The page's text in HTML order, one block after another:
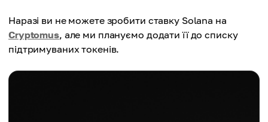
Наразі ви не можете зробити ставку Solana на
Cryptomus, але ми плануємо додати її до списку
підтримуваних токенів.